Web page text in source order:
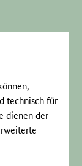
technisch für
dienen der